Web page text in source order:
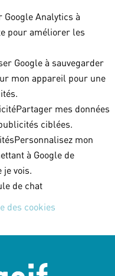
Analytics à
pour améliorer les
Google à sauvegarder
mon appareil pour une
Partager mes données
ciblées.
Personnalisez mon
à Google de
vois.
de chat
des cookies